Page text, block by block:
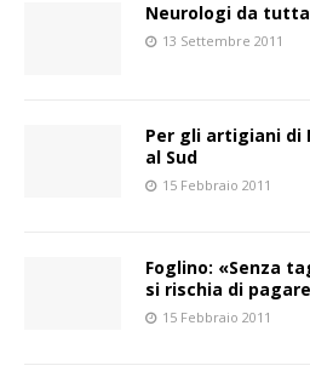
Neurologi da
13 Settembre 2011
Per gli artigiani di
al Sud
15 Febbraio 2011
Foglino: «Senza
si rischia di
15 Febbraio 2011